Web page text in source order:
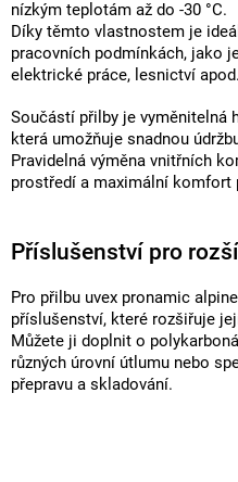
nízkým teplotám až do -30 °C.
Díky těmto vlastnostem je
pracovních podmínkách, jako
elektrické práce, lesnictví apod.
Součástí přilby je vyměnitelná
která umožňuje snadnou
Pravidelná výměna vnitřních
prostředí a maximální komfort
Příslušenství pro
Pro přilbu uvex pronamic
příslušenství, které rozšiřuje
Můžete ji doplnit o
různých úrovní útlumu nebo
přepravu a skladování.